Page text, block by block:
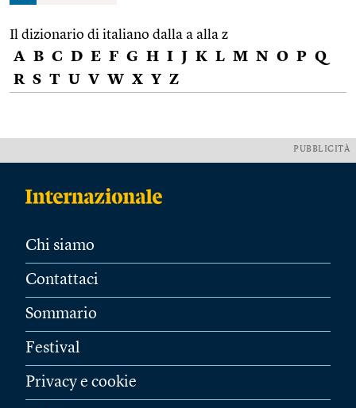
Il dizionario di italiano dalla a alla z
A B C D E F G H I J K L M N O P Q
R S T U V W X Y Z
PUBBLICITÀ
Chi siamo
Contattaci
Sommario
Festival
Privacy e cookie